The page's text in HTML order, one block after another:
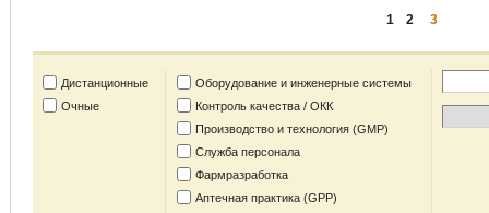
1 2 3
Дистанционные
Очные
Оборудование и инженерные системы
Контроль качества / ОКК
Производство и технология (GMP)
Служба персонала
Фармразработка
Аптечная практика (GPP)